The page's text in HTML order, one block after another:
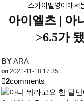
스카이벨영어에서
아이엘츠 | 아
>6.5가
BYARA
on 2021-11-18 17:35
2comments